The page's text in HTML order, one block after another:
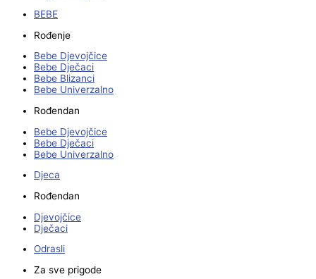
BEBE
Rođenje
Bebe Djevojčice
Bebe Dječaci
Bebe Blizanci
Bebe Univerzalno
Rođendan
Bebe Djevojčice
Bebe Dječaci
Bebe Univerzalno
Djeca
Rođendan
Djevojčice
Dječaci
Odrasli
Za sve prigode